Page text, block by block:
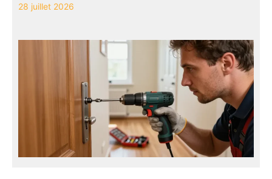
28 juillet 2026